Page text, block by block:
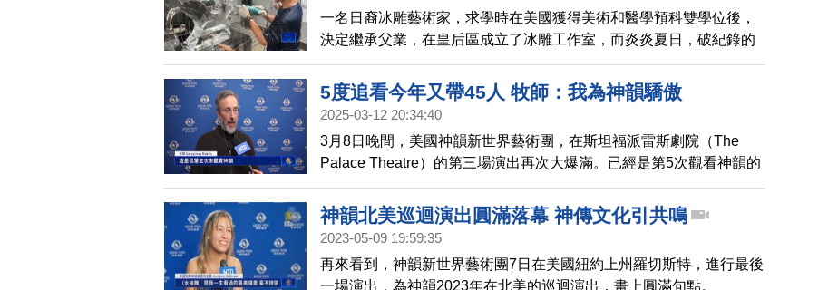
一名日裔冰雕藝術家，求學時在美國獲得美術和醫學預科雙學位後，
決定繼承父業，在皇后區成立了冰雕工作室，而炎炎夏日，破紀錄的
高溫仍在繼續，冰雕成為熱門慶祝擺設，也為他帶來繁忙的工作。
5度追看今年又帶45人 牧師：我為神韻驕傲
2025-03-12 20:34:40
3月8日晚間，美國神韻新世界藝術團，在斯坦福派雷斯劇院（The
Palace Theatre）的第三場演出再次大爆滿。已經是第5次觀看神韻的
紐約布魯克林的希臘東正教牧師，馬克里斯先生(Gerasimos Makris)當
晚帶了45人一起前來觀看。他讚歎演出精彩無比，充滿能量，表示為
神韻感到驕傲。
神韻北美巡迴演出圓滿落幕 神傳文化引共鳴
2023-05-09 19:59:35
再來看到，神韻新世界藝術團7日在美國紐約上州羅切斯特，進行最後
一場演出，為神韻2023年在北美的巡迴演出，畫上圓滿句點。